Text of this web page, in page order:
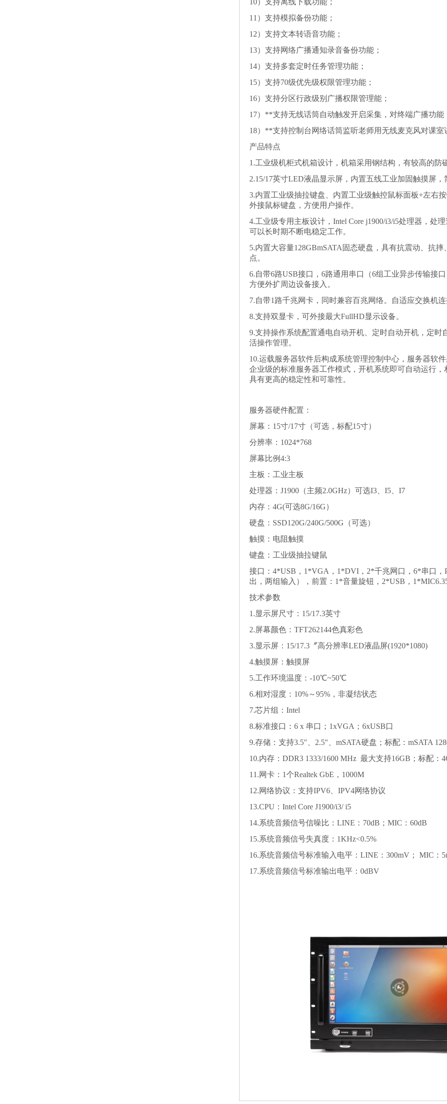
10）支持离线下载功能；
11）支持模拟备份功能；
12）支持文本转语音功能；
13）支持网络广播通知录音备份功能；
14）支持多套定时任务管理功能；
15）支持70级优先级权限管理功能；
16）支持分区行政级别广播权限管理能；
17）**支持无线话筒自动触发开启采集，对终端广播功能
18）**支持控制台网络话筒监听老师用无线麦克风对课室
产品特点
1.工业级机柜式机箱设计，机箱采用钢结构，有较高的防
2.15/17英寸LED液晶显示屏，内置五线工业加固触摸屏，
3.内置工业级抽拉键盘、内置工业级触控鼠标面板+左右
外接鼠标键盘，方便用户操作。
4.工业级专用主板设计，Intel Core j1900/i3/i5处理器，处
可以长时期不断电稳定工作。
5.内置大容量128GBmSATA固态硬盘，具有抗震动、抗
点。
6.自带6路USB接口，6路通用串口（6组工业异步传输接口
方便外扩周边设备接入。
7.自带1路千兆网卡，同时兼容百兆网络。自适应交换机连
8.支持双显卡，可外接最大FullHD显示设备。
9.支持操作系统配置通电自动开机、定时自动开机，定时
活操作管理。
10.运载服务器软件后构成系统管理控制中心，服务器软
企业级的标准服务器工作模式，开机系统即可自动运行
具有更高的稳定性和可靠性。
服务器硬件配置：
屏幕：15寸/17寸（可选，标配15寸）
分辨率：1024*768
屏幕比例4:3
主板：工业主板
处理器：J1900（主频2.0GHz）可选I3、I5、I7
内存：4G(可选8G/16G）
硬盘：SSD120G/240G/500G（可选）
触摸：电阻触摸
键盘：工业级抽拉键鼠
接口：4*USB，1*VGA，1*DVI，2*千兆网口，6*串口，
出，两组输入），前置：1*音量旋钮，2*USB，
技术参数
1.显示屏尺寸：15/17.3英寸
2.屏幕颜色：TFT262144色真彩色
3.显示屏：15/17.3〞高分辨率LED液晶屏(1920*1080)
4.触摸屏：触摸屏
5.工作环境温度：-10℃~50℃
6.相对湿度：10%～95%，非凝结状态
7.芯片组：Intel
8.标准接口：6 x 串口；1xVGA；6xUSB口
9.存储：支持3.5"、2.5"、mSATA硬盘；标配：mSATA
10.内存：DDR3 1333/1600 MHz 最大支持16GB；标配：
11.网卡：1个Realtek GbE，1000M
12.网络协议：支持IPV6、IPV4网络协议
13.CPU：Intel Core J1900/i3/ i5
14.系统音频信号信噪比：LINE：70dB；MIC：60dB
15.系统音频信号失真度：1KHz<0.5%
16.系统音频信号标准输入电平：LINE：300mV； MIC：
17.系统音频信号标准输出电平：0dBV